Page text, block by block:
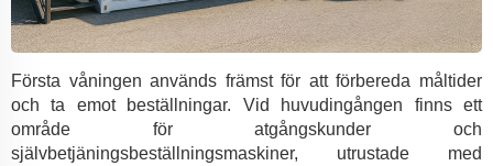
Första våningen används främst för att förbereda måltider
och ta emot beställningar. Vid huvudingången finns ett
område för atgångskunder och
självbetjäningsbeställningsmaskiner, utrustade med